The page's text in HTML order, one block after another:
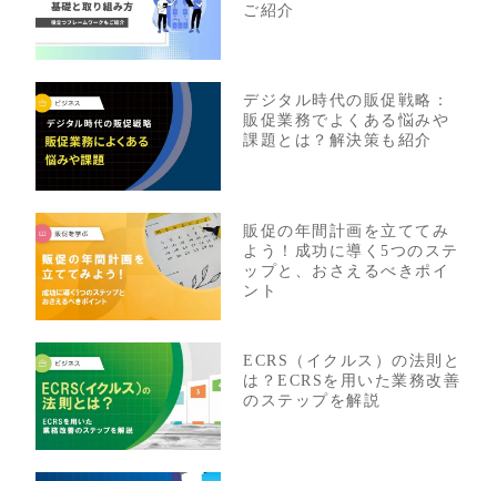
ご紹介
デジタル時代の販促戦略：
販促業務でよくある悩みや
課題とは？解決策も紹介
販促の年間計画を立ててみ
よう！成功に導く5つのステ
ップと、おさえるべきポイ
ント
ECRS（イクルス）の法則と
は？ECRSを用いた業務改善
のステップを解説